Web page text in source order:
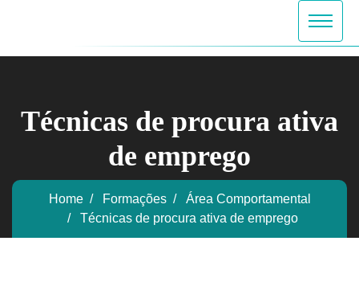
Técnicas de procura ativa
de emprego
Home Formações
Área Comportamental
Técnicas de procura ativa de emprego